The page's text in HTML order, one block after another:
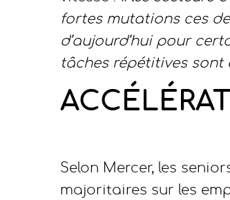
fortes mutations ces
d’aujourd’hui pour
tâches répétitives
Selon Mercer, les
majoritaires sur les